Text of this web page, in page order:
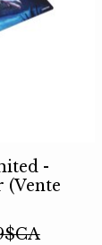
-
(Vente